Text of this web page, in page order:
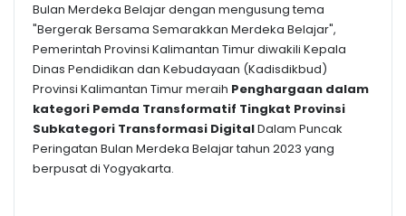
Bulan Merdeka Belajar dengan mengusung tema
"Bergerak Bersama Semarakkan Merdeka Belajar",
Pemerintah Provinsi Kalimantan Timur diwakili Kepala
Dinas Pendidikan dan Kebudayaan (Kadisdikbud)
Provinsi Kalimantan Timur meraih Penghargaan dalam
kategori Pemda Transformatif Tingkat Provinsi
Subkategori Transformasi DigitalDalam Puncak
Peringatan Bulan Merdeka Belajar tahun 2023 yang
berpusat di Yogyakarta.